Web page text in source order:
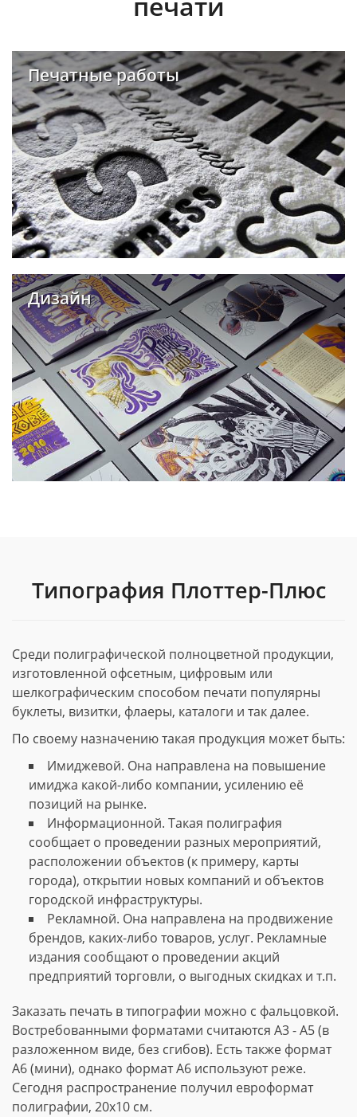
Печатные работы
Дизайн
Типография Плоттер-Плюс
Среди полиграфической полноцветной продукции,
изготовленной офсетным, цифровым или
шелкографическим способом печати популярны
буклеты, визитки, флаеры, каталоги и так далее.
По своему назначению такая продукция может быть:
Имиджевой. Она направлена на повышение
имиджа какой-либо компании, усилению её
позиций на рынке.
Информационной. Такая полиграфия
сообщает о проведении разных мероприятий,
расположении объектов (к примеру, карты
города), открытии новых компаний и объектов
городской инфраструктуры.
Рекламной. Она направлена на продвижение
брендов, каких-либо товаров, услуг. Рекламные
издания сообщают о проведении акций
предприятий торговли, о выгодных скидках и т.п.
Заказать печать в типографии можно с фальцовкой.
Востребованными форматами считаются А3 - А5 (в
разложенном виде, без сгибов). Есть также формат
А6 (мини), однако формат А6 используют реже.
Сегодня распространение получил евроформат
полиграфии, 20х10 см.